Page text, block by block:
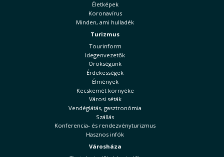
Életképek
Koronavírus
Minden, ami hulladék
Turizmus
Tourinform
Idegenvezetők
Örökségünk
Érdekességek
Élmények
Kecskemét környéke
Városi séták
Vendéglátás, gasztronómia
Szállás
Konferencia- és rendezvényturizmus
Hasznos infók
Városháza